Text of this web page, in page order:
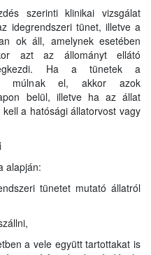
szerinti klinikai vizsgálat
idegrendszeri tünet, illetve a
ok áll, amelynek esetében
azt az állományt ellátó
Ha a tünetek a
múlnak el, akkor azok
belül, illetve ha az állat
a hatósági állatorvost vagy
alapján:
tünetet mutató állatról
a vele együtt tartottakat is